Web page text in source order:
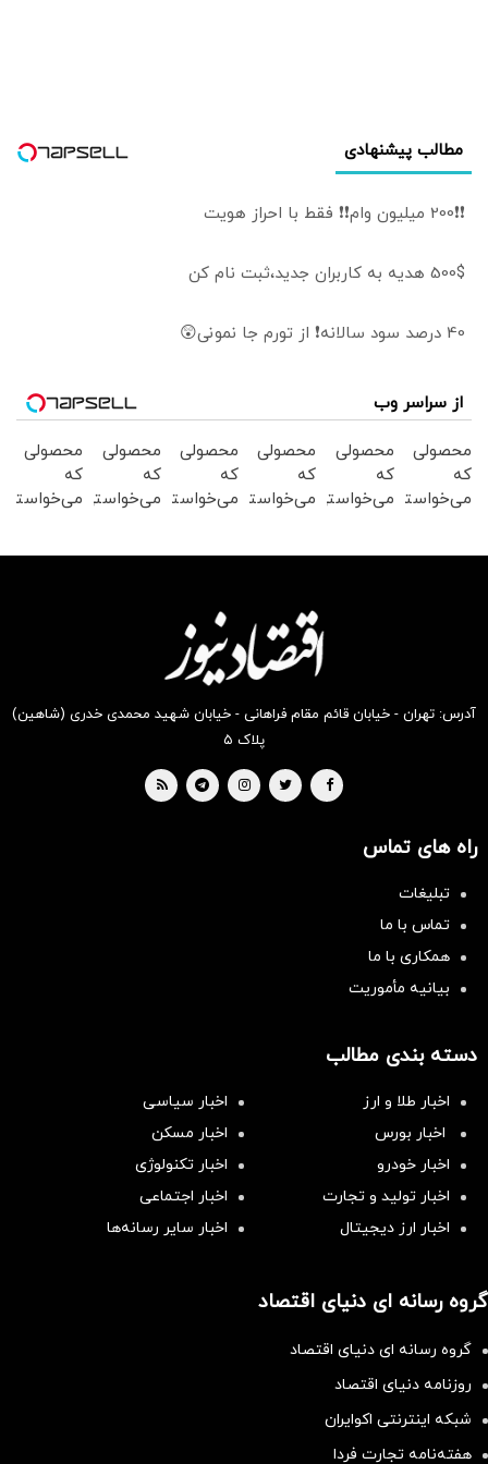
مطالب پیشنهادی
❗❗200 میلیون وام❗❗ فقط با احراز هویت
500$ هدیه به کاربران جدید،ثبت نام کن
40 درصد سود سالانه❗ از تورم جا نمونی😲
از سراسر وب
محصولی
که
می‌خواستی
محصولی
که
می‌خواستی
محصولی
که
می‌خواستی
بخر !
محصولی
که
می‌خواستی
بخر !
محصولی
که
می‌خواستی
محصولی
که
می‌خواستی
آدرس: تهران - خیابان قائم مقام فراهانی - خیابان شهید محمدی خدری (شاهین)
پلاک ۵
راه های تماس
تبلیغات
تماس با ما
همکاری با ما
بیانیه مأموریت
دسته بندی مطالب
اخبار طلا و ارز
اخبار سیاسی
اخبار بورس
اخبار مسکن
اخبار خودرو
اخبار تکنولوژی
اخبار تولید و تجارت
اخبار اجتماعی
اخبار ارز دیجیتال
اخبار سایر رسانه‌‌ها
گروه رسانه ای دنیای اقتصاد
گروه رسانه ای دنیای اقتصاد
روزنامه دنیای اقتصاد
شبکه اینترنتی اکوایران
هفته‌نامه تجارت فردا